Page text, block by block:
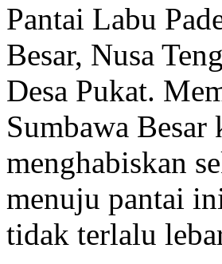
Pantai Labu
Besar, Nusa
Desa Pukat.
Sumbawa
menghabiskan
menuju pantai
tidak terlalu